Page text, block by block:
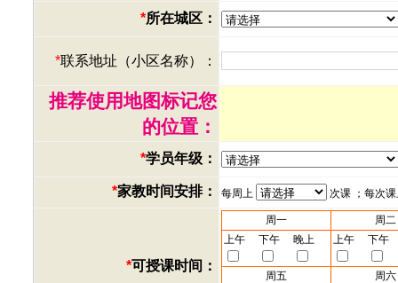
*所在城区：
*联系地址（小区名称）：
推荐使用地图标记您
的位置：
*学员年级：
*家教时间安排： 每周上 次课 ；每次
*可授课时间：
周一
周二
上午
下午 晚上 上午 下午
周五
周六